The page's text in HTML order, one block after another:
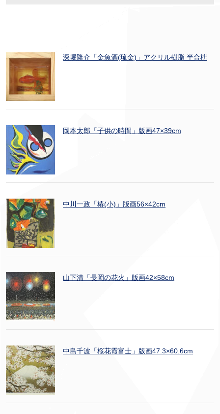
深堀隆介「金魚酒(琉金)」アクリル樹脂 半合枡
岡本太郎「子供の時間」版画47×39cm
中川一政「椿(小)」版画56×42cm
山下清「長岡の花火」版画42×58cm
中島千波「桜花霞富士」版画47.3×60.6cm